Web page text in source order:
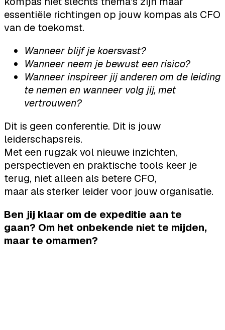
essentiële richtingen op jouw kompas als CFO
van de toekomst.
Wanneer blijf je koersvast?
Wanneer neem je bewust een risico?
Wanneer inspireer jij anderen om de leiding
te nemen en wanneer volg jij, met
vertrouwen?
Dit is geen conferentie. Dit is jouw
leiderschapsreis.
Met een rugzak vol nieuwe inzichten,
perspectieven en praktische tools keer je
terug, niet alleen als betere CFO,
maar als sterker leider voor jouw organisatie.
Ben jij klaar om de expeditie aan te
gaan? Om het onbekende niet te mijden,
maar te omarmen?